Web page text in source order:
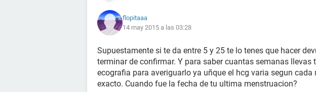
flopitaaa
14 may 2015 a las 03:28
Supuestamente si te da entre 5 y 25 te lo tenes que hacer
terminar de confirmar. Y para saber cuantas semanas llevas
ecografia para averiguarlo ya uñque el hcg varia segun cada
exacto. Cuando fue la fecha de tu ultima menstruacion?